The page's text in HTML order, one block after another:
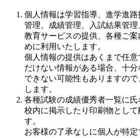
個人情報は学習指導、進学進
管理、成績管理、入試結果管
教育サービスの提供、各種ご
めに利用いたします。
個人情報の提供はあくまで任
だけない情報がある場合、十
できない可能性もありますの
します。
各種試験の成績優秀者一覧に氏
校内に掲示したり印刷物とし
す。
お客様の了承なしに個人が特